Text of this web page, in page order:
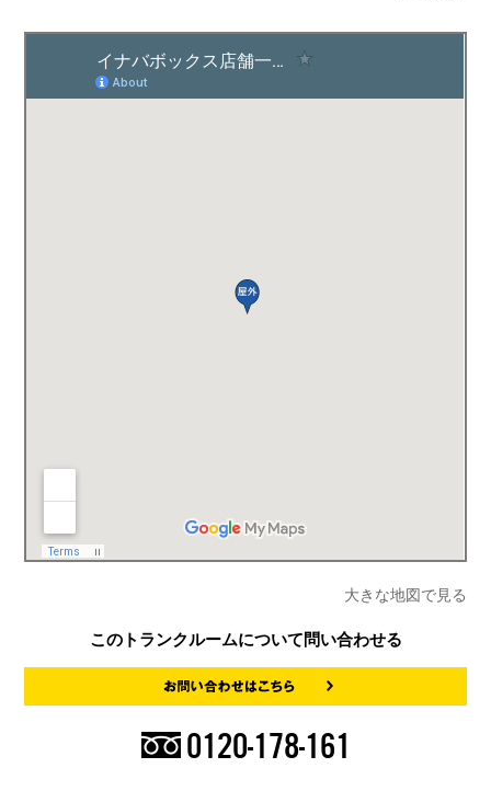
大きな地図で見る
このトランクルームについて問い合わせる
0120-178-161